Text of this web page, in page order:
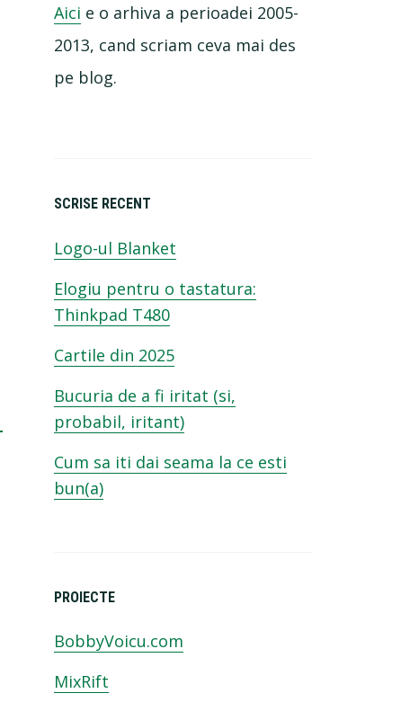
Aici e o arhiva a perioadei 2005-
2013, cand scriam ceva mai des
pe blog.
SCRISE RECENT
Logo-ul Blanket
Elogiu pentru o tastatura:
Thinkpad T480
Cartile din 2025
Bucuria de a fi iritat (si,
probabil, iritant)
Cum sa iti dai seama la ce esti
bun(a)
PROIECTE
BobbyVoicu.com
MixRift